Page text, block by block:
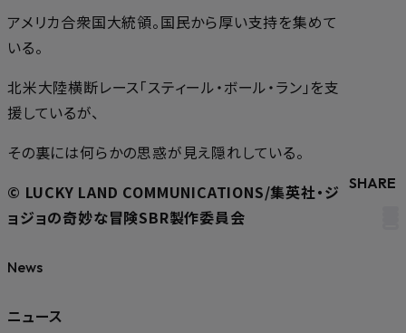
アメリカ合衆国大統領。国民から厚い支持を集めて
いる。
北米大陸横断レース「スティール・ボール・ラン」を支
援しているが、
その裏には何らかの思惑が見え隠れしている。
© LUCKY LAND COMMUNICATIONS/集英社・ジ
ョジョの奇妙な冒険SBR製作委員会
SHARE
News
ニュース